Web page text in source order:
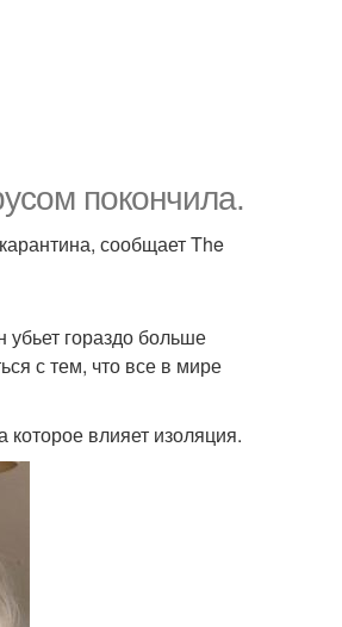
покончила.
сообщает The
убьет гораздо больше
с тем, что все в мире
влияет изоляция.